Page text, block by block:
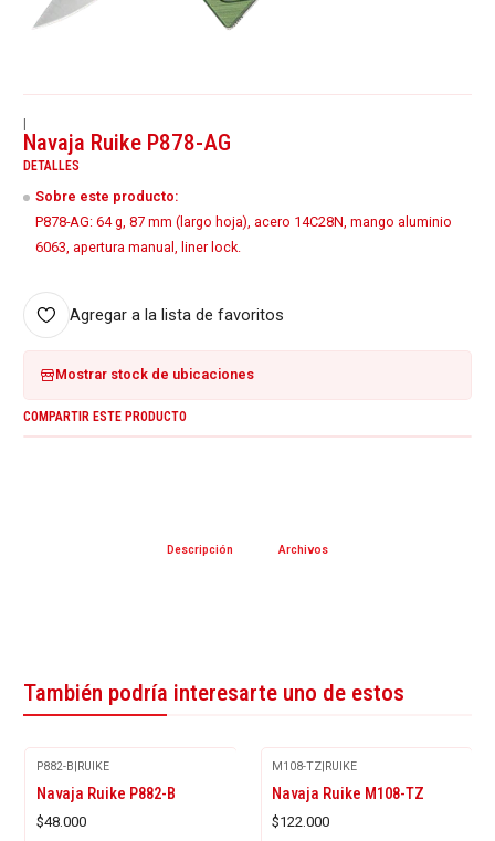
|
Navaja Ruike P878-AG
DETALLES
Sobre este producto:
P878-AG: 64 g, 87 mm (largo hoja), acero 14C28N, mango aluminio
6063, apertura manual, liner lock.
Agregar a la lista de favoritos
Mostrar stock de ubicaciones
COMPARTIR ESTE PRODUCTO
Descripción Archivos
También podría interesarte uno de estos
P882-B|RUIKE
Navaja Ruike P882-B
$48.000
M108-TZ|RUIKE
Navaja Ruike M108-TZ
$122.000